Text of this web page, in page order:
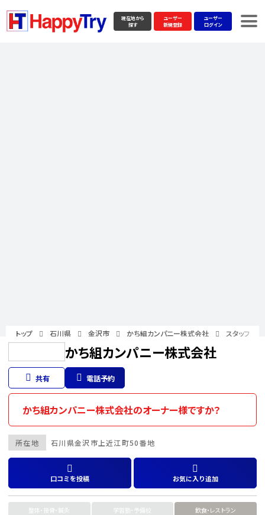
現在地から
探す
ユーザー
新規登録
ユーザー
ログイン
トップ 石川県 金沢市 かち組カンパニー株式会社 スタッフ
かち組カンパニー株式会社
共有 電話予約
かち組カンパニー株式会社のオーナー様ですか？
所在地 石川県金沢市 上近江町50番地
口コミを投稿 お気に入り追加
整体・接骨・鍼灸 学習塾・予備校
飲食・レストラン